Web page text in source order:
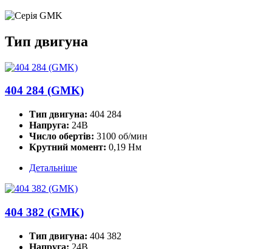
Тип двигуна
404 284 (GMK)
Тип двигуна: 404 284
Напруга: 24В
Число обертів: 3100 об/мин
Крутний момент: 0,19 Нм
Детальніше
404 382 (GMK)
Тип двигуна: 404 382
Напруга: 24В